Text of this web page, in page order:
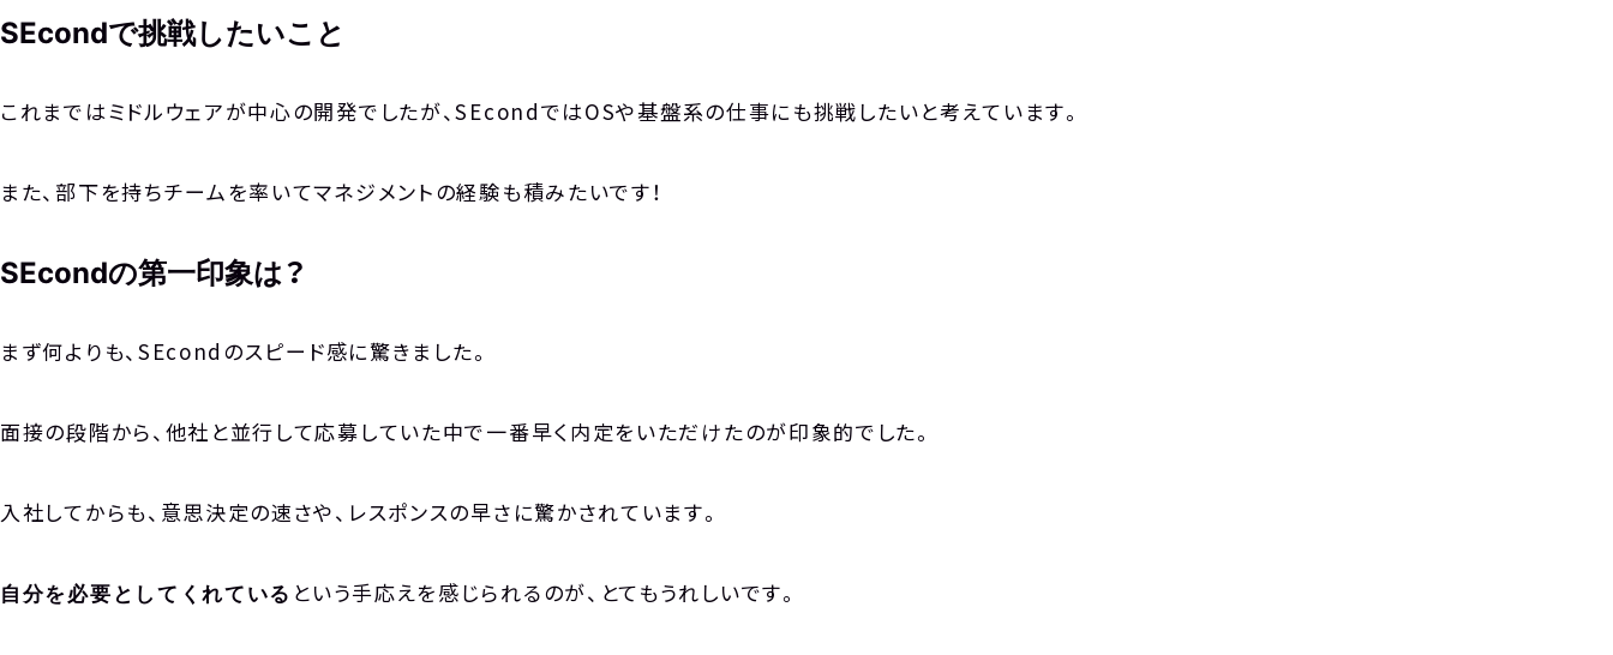
RECRUIT
SEcondで挑戦したいこと
これまではミドルウェアが中心の開発でしたが、SEcondではOSや基盤系の仕事にも挑戦したいと考えています。
また、部下を持ちチームを率いてマネジメントの経験も積みたいです！
SEcondの第一印象は？
まず何よりも、SEcondのスピード感に驚きました。
面接の段階から、他社と並行して応募していた中で一番早く内定をいただけたのが印象的でした。
入社してからも、意思決定の速さや、レスポンスの早さに驚かされています。
自分を必要としてくれている という手応えを感じられるのが、とてもうれしいです。